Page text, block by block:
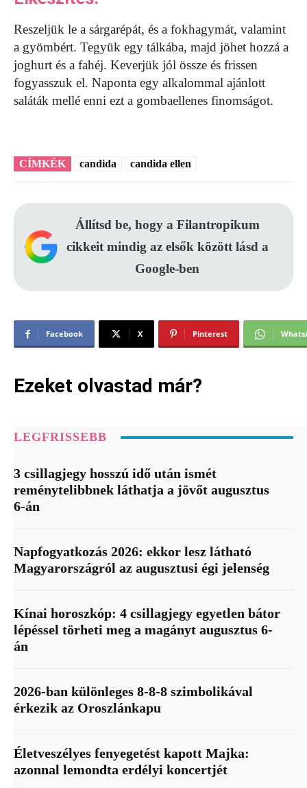
Reszeljük le a sárgarépát, és a fokhagymát, valamint
a gyömbért. Tegyük egy tálkába, majd jöhet hozzá a
joghurt és a fahéj. Keverjük jól össze és frissen
fogyasszuk el. Naponta egy alkalommal ajánlott
saláták mellé enni ezt a gombaellenes finomságot.
CÍMKÉK candida candida ellen
Állítsd be, hogy a Filantropikum
cikkeit mindig az elsők között lásd a
Google-ben
Facebook X Pinterest
Ezeket olvastad már?
LEGFRISSEBB
3 csillagjegy hosszú idő után ismét
reménytelibbnek láthatja a jövőt augusztus
6-án
Napfogyatkozás 2026: ekkor lesz látható
Magyarországról az augusztusi égi jelenség
Kínai horoszkóp: 4 csillagjegy egyetlen bátor
lépéssel törheti meg a magányt augusztus 6-
án
2026-ban különleges 8-8-8 szimbolikával
érkezik az Oroszlánkapu
Életveszélyes fenyegetést kapott Majka:
azonnal lemondta erdélyi koncertjét